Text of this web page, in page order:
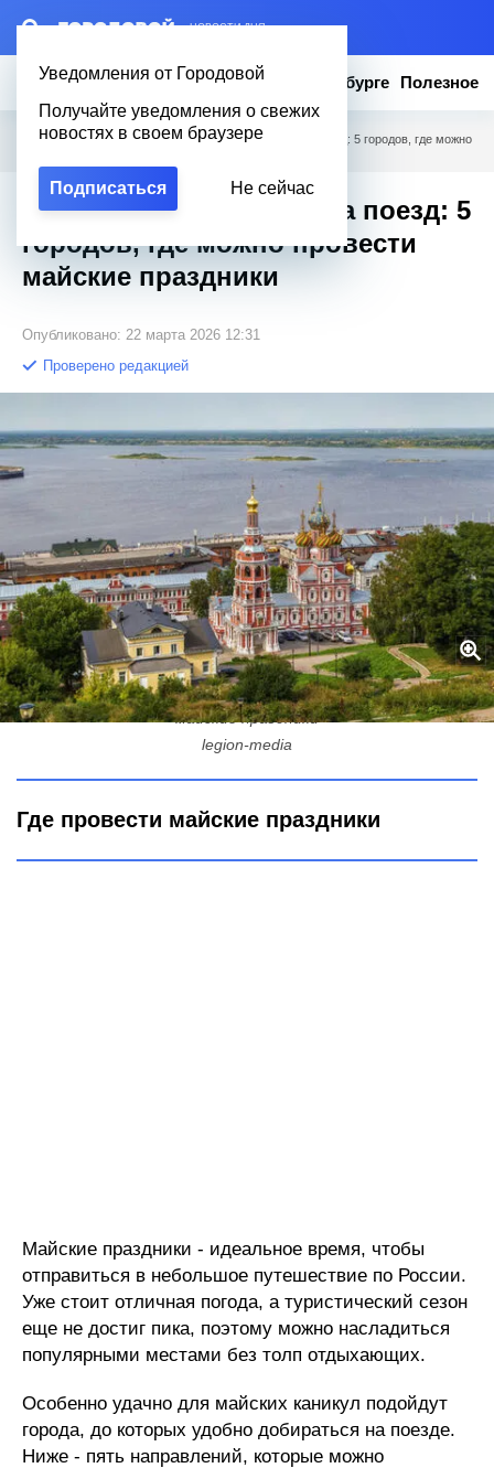
– НОВОСТИ ДНЯ
Уведомления от Городовой
Получайте уведомления о свежих
новостях в своем браузере
Подписаться Не сейчас
Новости Эксклюзив Вопросы о Петербурге Полезное
Городовой Полезное / 1 мая сумку в руки – и на поезд: 5 городов, где можно
1 мая сумку в руки – и на поезд: 5
городов, где можно провести
майские праздники
Опубликовано: 22 марта 2026 12:31
Проверено редакцией
1 мая сумку в руки – и на поезд: 5 городов, где можно провести
майские праздники
legion-media
Где провести майские праздники
Майские праздники - идеальное время, чтобы
отправиться в небольшое путешествие по России.
Уже стоит отличная погода, а туристический сезон
еще не достиг пика, поэтому можно насладиться
популярными местами без толп отдыхающих.
Особенно удачно для майских каникул подойдут
города, до которых удобно добираться на поезде.
Ниже - пять направлений, которые можно